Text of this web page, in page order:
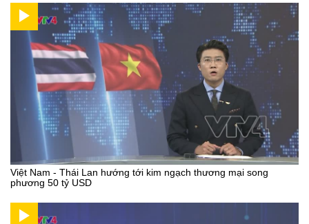
Việt Nam - Thái Lan hướng tới kim ngạch thương mại song
phương 50 tỷ USD